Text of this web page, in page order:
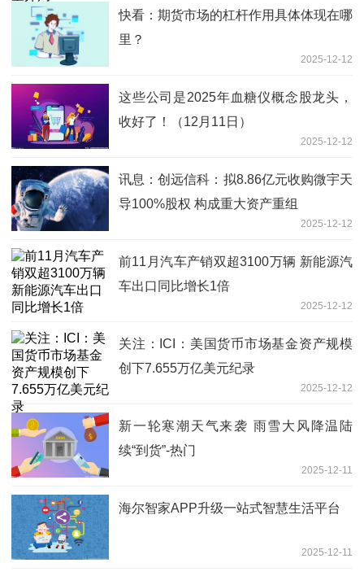
快看：期货市场的杠杆作用具体体现在哪
里？
2025-12-12
这些公司是2025年血糖仪概念股龙头，
收好了！（12月11日）
2025-12-12
讯息：创远信科：拟8.86亿元收购微宇天
导100%股权 构成重大资产重组
2025-12-12
前11月汽车产销双超3100万辆 新能源汽
车出口同比增长1倍
2025-12-12
关注：ICI：美国货币市场基金资产规模
创下7.655万亿美元纪录
2025-12-12
新一轮寒潮天气来袭 雨雪大风降温陆
续“到货”-热门
2025-12-11
海尔智家APP升级一站式智慧生活平台
2025-12-11